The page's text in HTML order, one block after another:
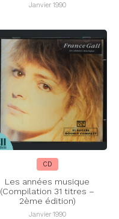
Janvier 1990
CD
Les années musique
(Compilation 31 titres –
2ème édition)
Janvier 1990